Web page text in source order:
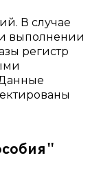
В случае
выполнении
регистр